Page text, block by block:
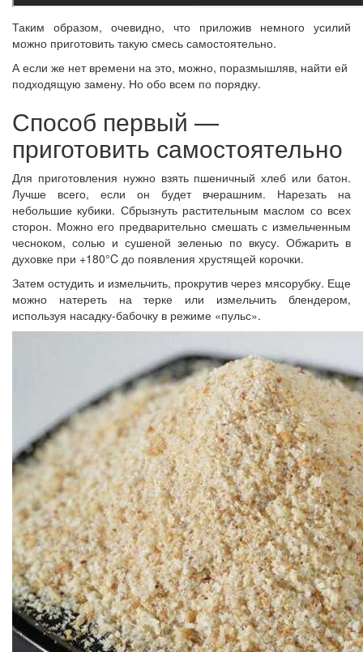
Таким образом, очевидно, что приложив немного усилий
можно приготовить такую смесь самостоятельно.
А если же нет времени на это, можно, поразмышляв, найти ей
подходящую замену. Но обо всем по порядку.
Способ первый —
приготовить самостоятельно
Для приготовления нужно взять пшеничный хлеб или батон.
Лучше всего, если он будет вчерашним. Нарезать на
небольшие кубики. Сбрызнуть растительным маслом со всех
сторон. Можно его предварительно смешать с измельченным
чесноком, солью и сушеной зеленью по вкусу. Обжарить в
духовке при +180°C до появления хрустящей корочки.
Затем остудить и измельчить, прокрутив через мясорубку. Еще
можно натереть на терке или измельчить блендером,
используя насадку-бабочку в режиме «пульс».